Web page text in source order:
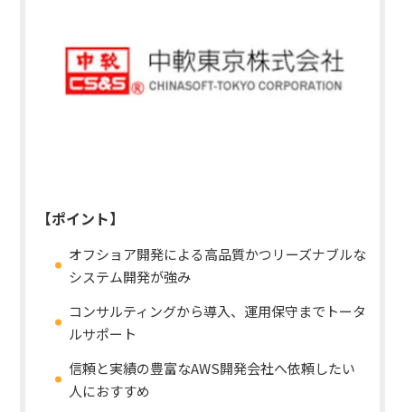
【ポイント】
オフショア開発による高品質かつリーズナブルな
システム開発が強み
コンサルティングから導入、運用保守までトータ
ルサポート
信頼と実績の豊富なAWS開発会社へ依頼したい
人におすすめ